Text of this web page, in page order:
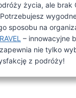
życia, ale brak
sposobu na
– innowacyjne
nie tylko
z podróży!